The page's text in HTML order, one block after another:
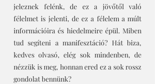
jeleznek felénk, de ez a jövőtől való
félelmet is jelenti, de ez a félelem a múlt
információira és hiedelmeire épül. Miben
tud segíteni a manifesztáció? Hát biza,
kedves olvasó, elég sok mindenben, de
nézzük is meg, honnan ered ez a sok rossz
gondolat bennünk?